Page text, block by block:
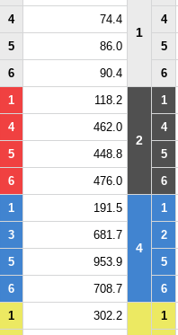
1
4 74.4
4
5 86.0
5
6 90.4 6
1 118.2
2
1
4 462.0
4
5 448.8
5
6 476.0 6
1 191.5
4
1
3 681.7
2
5 953.9
5
6 708.7 6
1 302.2
1